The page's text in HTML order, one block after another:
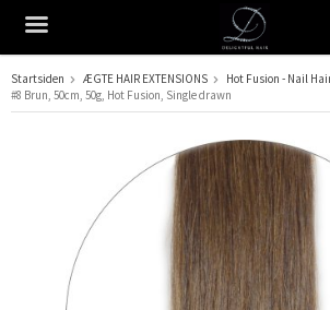
Produktet er blevet tilføjet til din
Startsiden ÆGTE HAIR EXTENSIONS Hot Fusion - Nail
#8 Brun, 50cm, 50g, Hot Fusion, Single drawn